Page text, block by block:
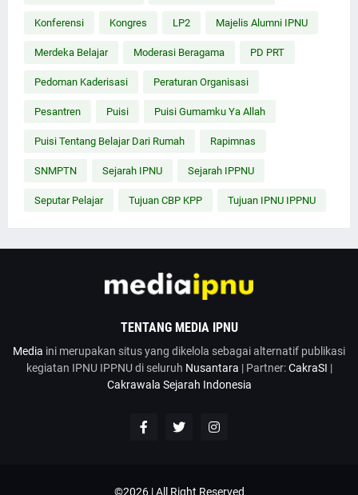
Konferensi Kongres LP2 Majelis Alumni IPNU
Merdeka Belajar Moderasi Beragama PD PRT
Pedoman Kaderisasi Peraturan Organisasi
Pesantren Puisi Puisi Gumamku Ya Allah
Puisi Tentang Belajar Dari Rumah Rapimnas
SNMPTN Sejarah IPNU Sejarah IPPNU
Seputar Pelajar Tujuan CBP KPP Tujuan IPNU IPPNU
TENTANG MEDIA IPNU
Media ini merupakan situs yang dikelola sebagai alternatif publikasi
kegiatan IPNU IPPNU di seluruh Nusantara | Partner:CakraSI |
Cakrawala Sejarah Indonesia
©2026 | All Right Reserved